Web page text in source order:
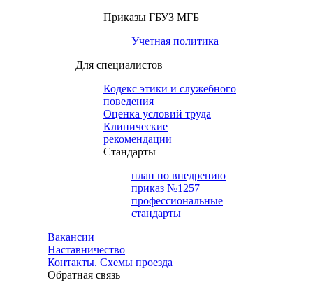
Приказы ГБУЗ МГБ
Учетная политика
Для специалистов
Кодекс этики и служебного
поведения
Оценка условий труда
Клинические
рекомендации
Cтандарты
план по внедрению
приказ №1257
профессиональные
стандарты
Вакансии
Наставничество
Контакты. Схемы проезда
Обратная связь